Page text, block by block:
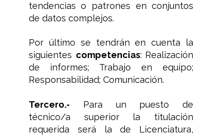
tendencias o patrones en conjuntos
de datos complejos.
Por último se tendrán en cuenta la
siguientes competencias: Realización
de informes; Trabajo en equipo;
Responsabilidad; Comunicación.
Tercero.- Para un puesto de
técnico/a superior la titulación
requerida será la de Licenciatura,